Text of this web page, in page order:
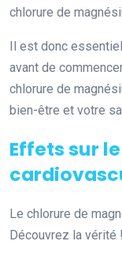
chlorure de
Il est donc
avant de
chlorure de
bien-être et votre
Effets sur
Le chlorure de
Découvrez la vérité !